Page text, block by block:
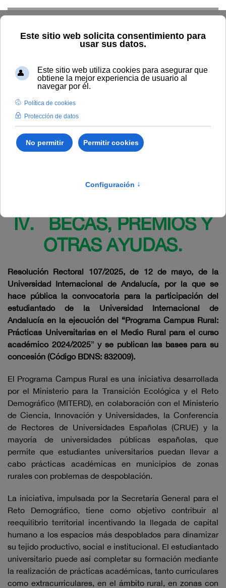
Inicio BOUNIA
Resolución Rectoral 107/2025, de 12 de
mayo, de la Universidad Internacional de Andalucía, por la que se
estudiantado de la Universidad Internacional de Andalucía en la
ejecución del “Programa Campus Rural: Prácticas Universitarias
en el Medio Rural para el curso académico 2024/2025” y se
publican las bases para su concesión (Código BDNS: 832009).
Bounia Número 9
IV. BECAS, PREMIOS Y
OTRAS AYUDAS.
Resolución Rectoral 107/2025, de 12 de mayo, de la
Universidad Internacional de Andalucía, por la que se
hace pública la convocatoria para la participación del
estudiantado de la Universidad Internacional de
Andalucía en la ejecución del “Programa Campus Rural:
Prácticas Universitarias en el Medio Rural para el curso
académico 2024/2025”y se publican las bases para su
concesión (Código BDNS: 832009).
El Programa Campus Rural es una iniciativa desarrollada
por el Ministerio para la Transición Ecológica y el Reto
Demográfico (MITERD), en colaboración con el Ministerio
de Ciencia, Innovación y Universidades, la Conferencia
de Rectores de Universidades Españolas (CRUE) y la
mayoría de universidades públicas españolas, que
permite que estudiantes universitarios puedan llevar a
cabo prácticas académicas en municipios de zonas
rurales con problemas de despoblación.
La iniciativa, impulsada por la Secretaría General para el
Reto Demográfico, tiene como objetivo contribuir al
reequilibrio territorial incentivando la llegada de capital
humano a los espacios más despoblados para dinamizar
su tejido productivo, social e institucional. El estudiantado
universitario puede así completar su formación mediante
la realización de prácticas académicas, tanto curriculares
como extracurriculares, en el ámbito rural, en zonas con